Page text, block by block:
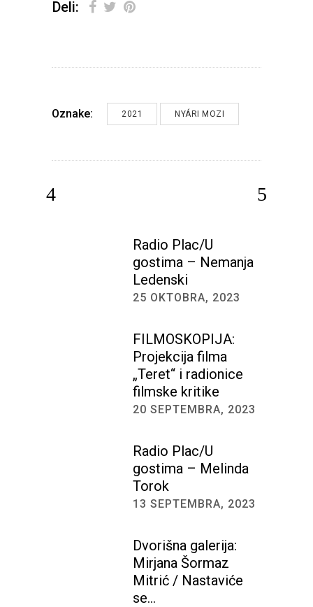
Deli:
Oznake: 2021 NYÁRI MOZI
Radio Plac/U
gostima – Nemanja
Ledenski
25 OKTOBRA, 2023
FILMOSKOPIJA:
Projekcija filma
„Teret“ i radionice
filmske kritike
20 SEPTEMBRA, 2023
Radio Plac/U
gostima – Melinda
Torok
13 SEPTEMBRA, 2023
Dvorišna galerija:
Mirjana Šormaz
Mitrić / Nastaviće
se…